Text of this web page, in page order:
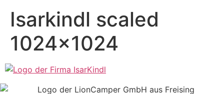
Isarkindl scaled
1024×1024